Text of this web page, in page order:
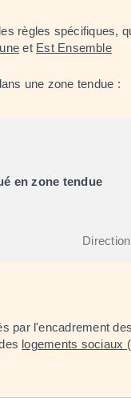
règles spécifiques,
et Est Ensemble
une zone tendue :
en zone tendue
par l'encadrement
logements sociaux